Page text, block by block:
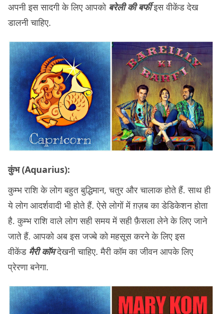
अपनी इस सादगी के लिए आपको बरेली की बर्फीइस वीकेंड देख
डालनी चाहिए.
कुंभ (Aquarius):
कुम्भ राशि के लोग बहुत बुद्धिमान, चतुर और चालाक होते हैं. साथ ही
ये लोग आदर्शवादी भी होते हैं. ऐसे लोगों में ग़ज़ब का डेडिकेशन होता
है. कुम्भ राशि वाले लोग सही समय में सही फ़ैसला लेने के लिए जाने
जाते हैं. आपको अब इस जज्बे को महसूस करने के लिए इस
वीकेंड मैरी कॉमदेखनी चाहिए. मैरी कॉम का जीवन आपके लिए
प्रेरणा बनेगा.